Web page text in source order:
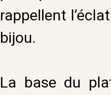
rappellent
bijou.
La base du